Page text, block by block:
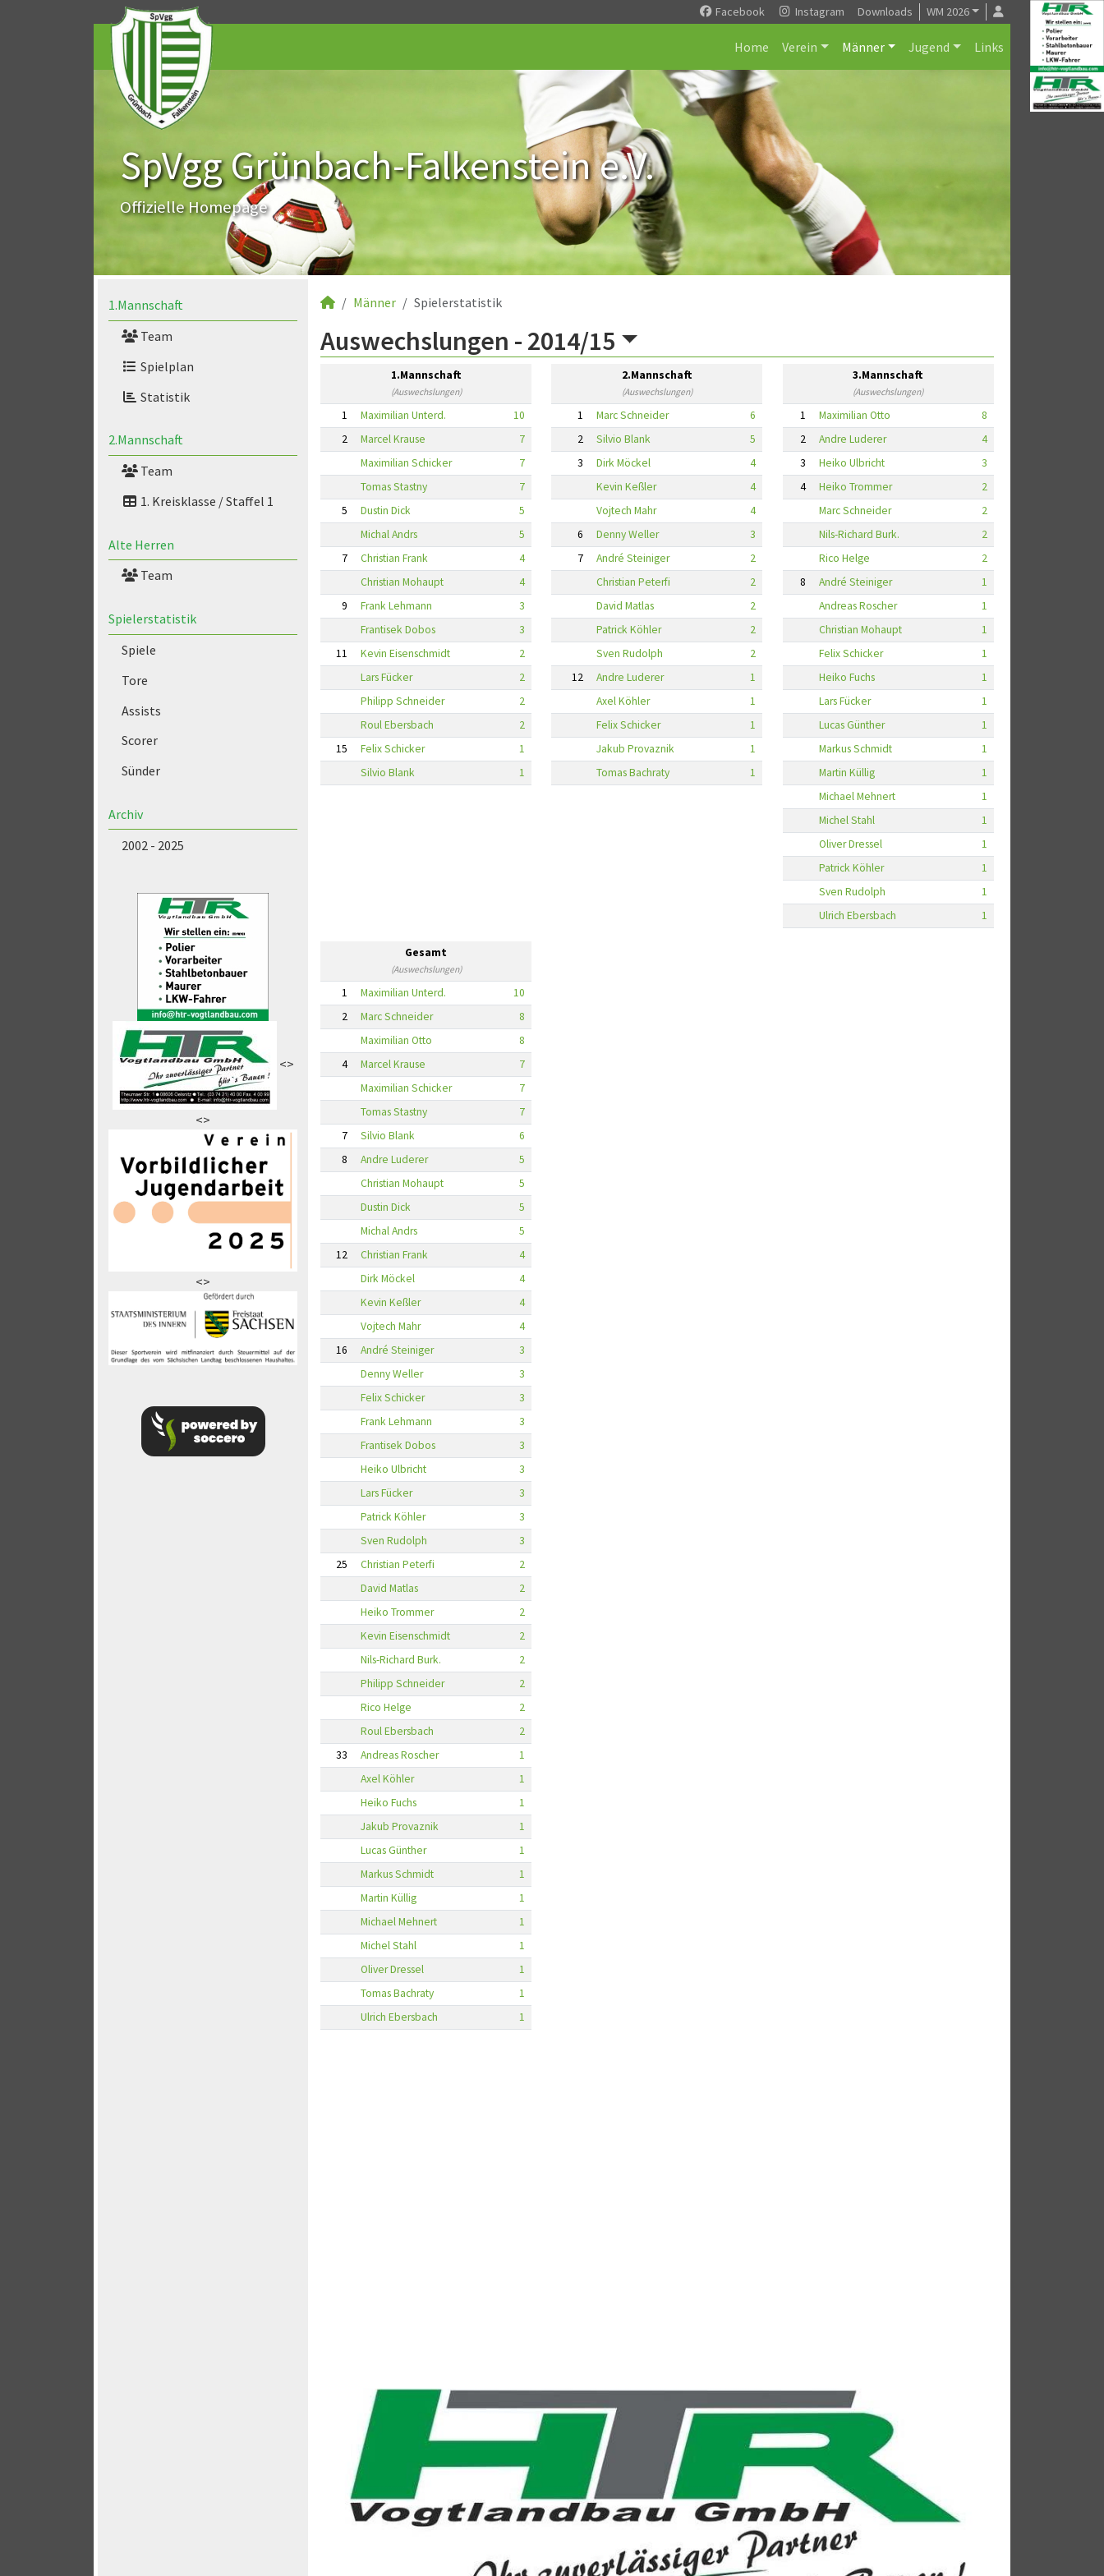
Facebook Instagram Downloads WM 2026
Home Verein Männer Jugend Links
SpVgg Grünbach-Falkenstein e.V.
Offizielle Homepage
1.Mannschaft
Team
Spielplan
Statistik
2.Mannschaft
Team
1. Kreisklasse / Staffel 1
Alte Herren
Team
Spielerstatistik
Spiele
Tore
Assists
Scorer
Sünder
Archiv
2002 - 2025
<>
<>
<>
Männer Spielerstatistik
Auswechslungen - 2014/15
1.Mannschaft
(Auswechslungen)
1 Maximilian Unterd.
10
2
Marcel Krause
7
Maximilian Schicker
7
Tomas Stastny
7
5
Dustin Dick
5
Michal Andrs
5
7
Christian Frank
4
Christian Mohaupt
4
9
Frank Lehmann
3
Frantisek Dobos
3
11
Kevin Eisenschmidt
2
Lars Fücker
2
Philipp Schneider
2
Roul Ebersbach
2
15
Felix Schicker
1
Silvio Blank
1
2.Mannschaft
(Auswechslungen)
1 Marc Schneider
6
2
Silvio Blank
5
3
Dirk Möckel
4
Kevin Keßler
4
Vojtech Mahr
4
6
Denny Weller
3
7
André Steiniger
2
Christian Peterfi
2
David Matlas
2
Patrick Köhler
2
Sven Rudolph
2
12
Andre Luderer
1
Axel Köhler
1
Felix Schicker
1
Jakub Provaznik
1
Tomas Bachraty
1
3.Mannschaft
(Auswechslungen)
1 Maximilian Otto
8
2
Andre Luderer
4
3
Heiko Ulbricht
3
4
Heiko Trommer
2
Marc Schneider
2
Nils-Richard Burk.
2
Rico Helge
2
8
André Steiniger
1
Andreas Roscher
1
Christian Mohaupt
1
Felix Schicker
1
Heiko Fuchs
1
Lars Fücker
1
Lucas Günther
1
Markus Schmidt
1
Martin Küllig
1
Michael Mehnert
1
Michel Stahl
1
Oliver Dressel
1
Patrick Köhler
1
Sven Rudolph
1
Ulrich Ebersbach
1
Gesamt
(Auswechslungen)
1 Maximilian Unterd.
10
2
Marc Schneider
8
Maximilian Otto
8
4
Marcel Krause
7
Maximilian Schicker
7
Tomas Stastny
7
7
Silvio Blank
6
8
Andre Luderer
5
Christian Mohaupt
5
Dustin Dick
5
Michal Andrs
5
12
Christian Frank
4
Dirk Möckel
4
Kevin Keßler
4
Vojtech Mahr
4
16
André Steiniger
3
Denny Weller
3
Felix Schicker
3
Frank Lehmann
3
Frantisek Dobos
3
Heiko Ulbricht
3
Lars Fücker
3
Patrick Köhler
3
Sven Rudolph
3
25
Christian Peterfi
2
David Matlas
2
Heiko Trommer
2
Kevin Eisenschmidt
2
Nils-Richard Burk.
2
Philipp Schneider
2
Rico Helge
2
Roul Ebersbach
2
33
Andreas Roscher
1
Axel Köhler
1
Heiko Fuchs
1
Jakub Provaznik
1
Lucas Günther
1
Markus Schmidt
1
Martin Küllig
1
Michael Mehnert
1
Michel Stahl
1
Oliver Dressel
1
Tomas Bachraty
1
Ulrich Ebersbach
1